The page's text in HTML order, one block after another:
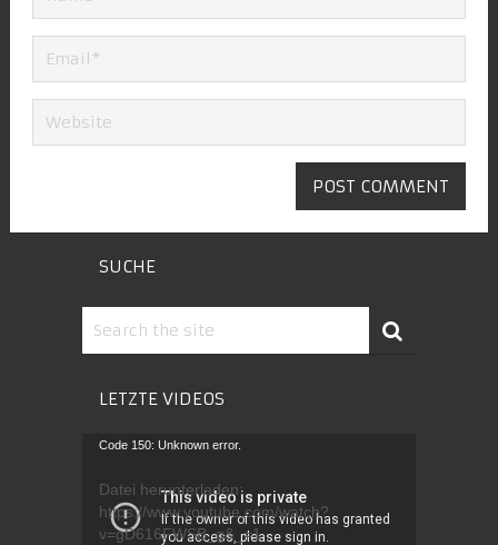
SUCHE
LETZTE VIDEOS
Video-
Code 150: Unknown error.
Datei herunterladen:
https://www.youtube.com/watch?
v=gD616FWSB_g&_=1